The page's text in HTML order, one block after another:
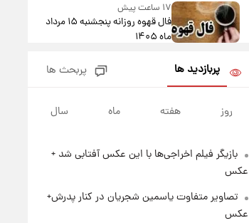
۱۷ ساعت پیش
فال قهوه روزانه پنجشنبه ۱۵ مرداد
ماه ۱۴۰۵
فال روزانه واقعی پنجشنبه ۱۵
مرداد ۱۴۰۵
۱ روز پیش
تولید سایپا؛ نام خودرو، مبلغ پیش
پرداخت و زمان تحویل | سود
پربازدید ها پربحث ها
روز هفته ماه سال
بازیگر فیلم اخراجی‌ها با این عکس آفتابی شد +
عکس
تصاویر متفاوت یاسمین شجریان در کنار پدرش+
عکس